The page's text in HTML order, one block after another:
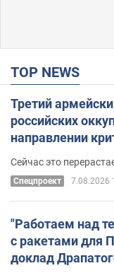
TOP NEWS
Третий
российских
направлении
удалось
Сейчас это
Спецпроект 7.08.2026
"Работаем над
с ракетами для
доклад